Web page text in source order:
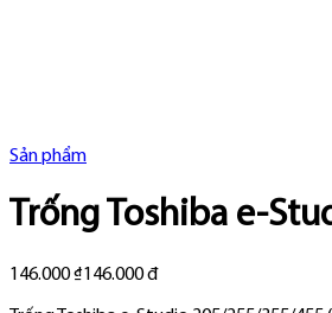
Sản phẩm
Trống Toshiba e-
146.000 ₫146.000 đ